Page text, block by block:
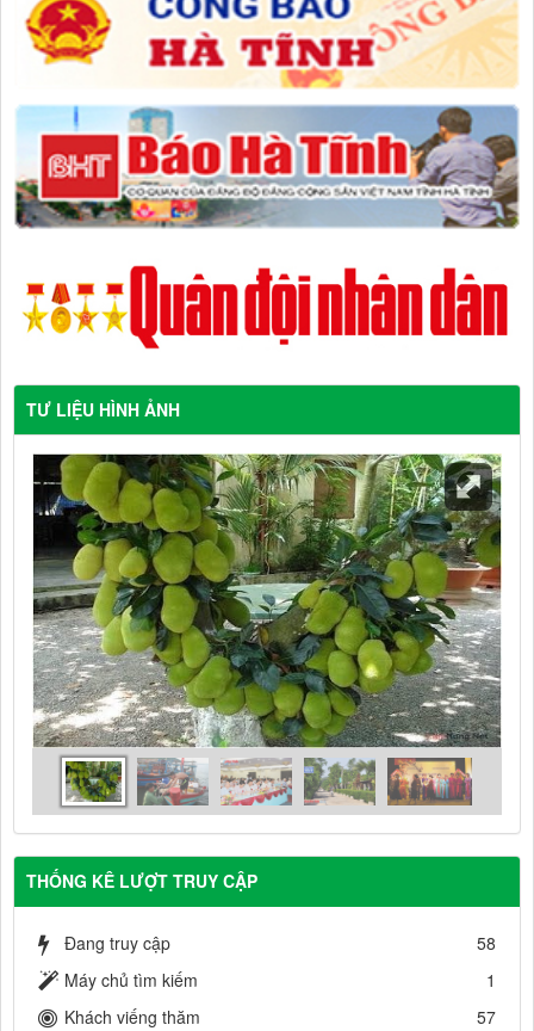
TƯ LIỆU HÌNH ẢNH
THỐNG KÊ LƯỢT TRUY CẬP
Đang truy cập
58
Máy chủ tìm kiếm
1
Khách viếng thăm
57